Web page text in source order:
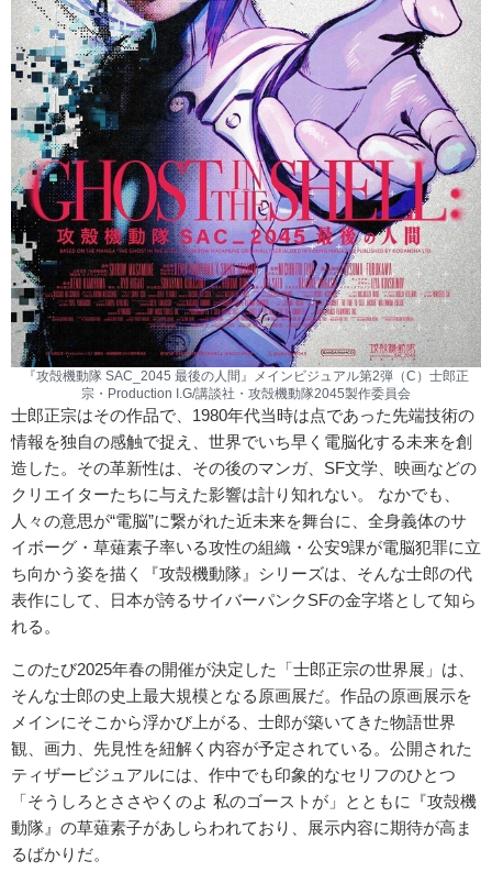
『攻殻機動隊 SAC_2045 最後の人間』メインビジュアル第2弾（C）士郎正
宗・Production I.G/講談社・攻殻機動隊2045製作委員会
士郎正宗はその作品で、1980年代当時は点であった先端技術の
情報を独自の感触で捉え、世界でいち早く電脳化する未来を創
造した。その革新性は、その後のマンガ、SF文学、映画などの
クリエイターたちに与えた影響は計り知れない。 なかでも、
人々の意思が“電脳”に繋がれた近未来を舞台に、全身義体のサ
イボーグ・草薙素子率いる攻性の組織・公安9課が電脳犯罪に立
ち向かう姿を描く『攻殻機動隊』シリーズは、そんな士郎の代
表作にして、日本が誇るサイバーパンクSFの金字塔として知ら
れる。
このたび2025年春の開催が決定した「士郎正宗の世界展」は、
そんな士郎の史上最大規模となる原画展だ。作品の原画展示を
メインにそこから浮かび上がる、士郎が築いてきた物語世界
観、画力、先見性を紐解く内容が予定されている。公開された
ティザービジュアルには、作中でも印象的なセリフのひとつ
「そうしろとささやくのよ 私のゴーストが」とともに『攻殻機
動隊』の草薙素子があしらわれており、展示内容に期待が高ま
るばかりだ。